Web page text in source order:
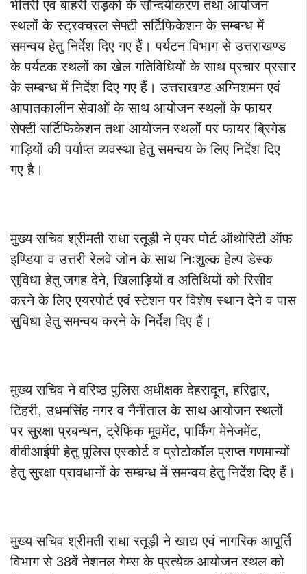
भीतरी एवं बाहरी सड़कों के सौन्दर्यीकरण तथा आयोजन
स्थलों के स्ट्रक्चरल सेफ्टी सर्टिफिकेशन के सम्बन्ध में
समन्वय हेतु निर्देश दिए गए हैं। पर्यटन विभाग से उत्तराखण्ड
के पर्यटक स्थलों का खेल गतिविधियों के साथ प्रचार प्रसार
के सम्बन्ध में निर्देश दिए गए हैं। उत्तराखण्ड अग्निशमन एवं
आपातकालीन सेवाओं के साथ आयोजन स्थलों के फायर
सेफ्टी सर्टिफिकेशन तथा आयोजन स्थलों पर फायर ब्रिगेड
गाड़ियों की पर्याप्त व्यवस्था हेतु समन्वय के लिए निर्देश दिए
गए है।
मुख्य सचिव श्रीमती राधा रतूड़ी ने एयर पोर्ट ऑथोरिटी ऑफ
इण्डिया व उत्तरी रेलवे जोन के साथ निःशुल्क हेल्प डेस्क
सुविधा हेतु जगह देने, खिलाड़ियों व अतिथियों को रिसीव
करने के लिए एयरपोर्ट एवं स्टेशन पर विशेष स्थान देने व पास
सुविधा हेतु समन्वय करने के निर्देश दिए हैं।
मुख्य सचिव ने वरिष्ठ पुलिस अधीक्षक देहरादून, हरिद्वार,
टिहरी, उधमसिंह नगर व नैनीताल के साथ आयोजन स्थलों
पर सुरक्षा प्रबन्धन, ट्रेफिक मूवमेंट, पार्किंग मेनेजमेंट,
वीवीआईपी हेतु पुलिस एस्कोर्ट व प्रोटोकॉल प्राप्त गणमान्यों
हेतु सुरक्षा प्रावधानों के सम्बन्ध में समन्वय हेतु निर्देश दिए हैं।
मुख्य सचिव श्रीमती राधा रतूड़ी ने खाद्य एवं नागरिक आपूर्ति
विभाग से 38वें नेशनल गेम्स के प्रत्येक आयोजन स्थल को